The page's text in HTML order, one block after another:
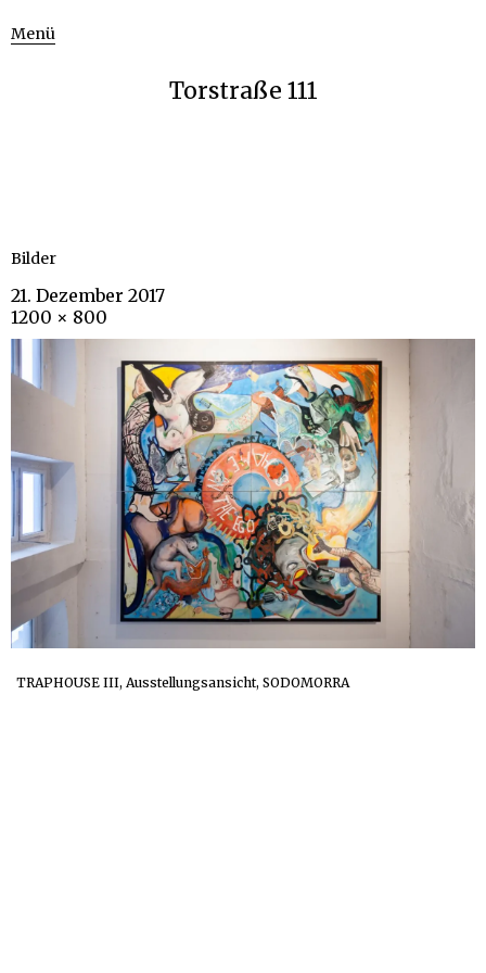
Menü
Torstraße 111
Bilder
21. Dezember 2017
1200 × 800
TRAPHOUSE III, Ausstellungsansicht, SODOMORRA